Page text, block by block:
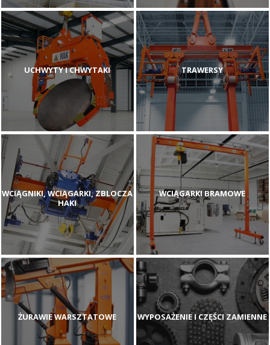
UCHWYTY I CHWYTAKI TRAWERSY
WCIĄGNIKI, WCIĄGARKI, ZBLOCZA
HAKI
WCIĄGARKI BRAMOWE
ŻURAWIE WARSZTATOWE WYPOSAŻENIE I CZĘŚCI ZAMIENNE